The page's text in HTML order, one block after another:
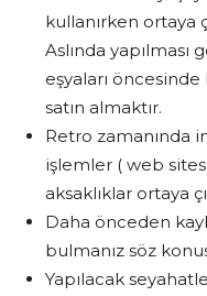
kullanırken ortaya
Aslında
eşyaları
satın almaktır.
Retro zamanında
işlemler ( web
aksaklıklar ortaya
Daha önceden
bulmanız söz
Yapılacak